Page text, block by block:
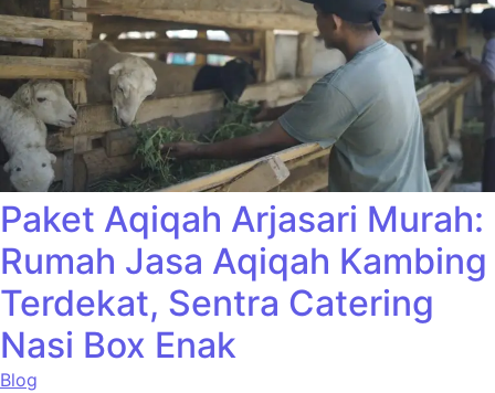
Paket Aqiqah Arjasari Murah:
Rumah Jasa Aqiqah Kambing
Terdekat, Sentra Catering
Nasi Box Enak
Blog